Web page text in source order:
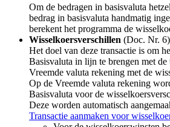
Om de bedragen in basisvaluta
bedrag in basisvaluta handmatig
berekent het programma de
Wisselkoersverschillen (Doc. Nr. 6)
Het doel van deze transactie is om
Basisvaluta in lijn te brengen met de
Vreemde valuta rekening met de
Op de Vreemde valuta rekening
Basisvaluta voor de
Deze worden automatisch
Transactie aanmaken voor